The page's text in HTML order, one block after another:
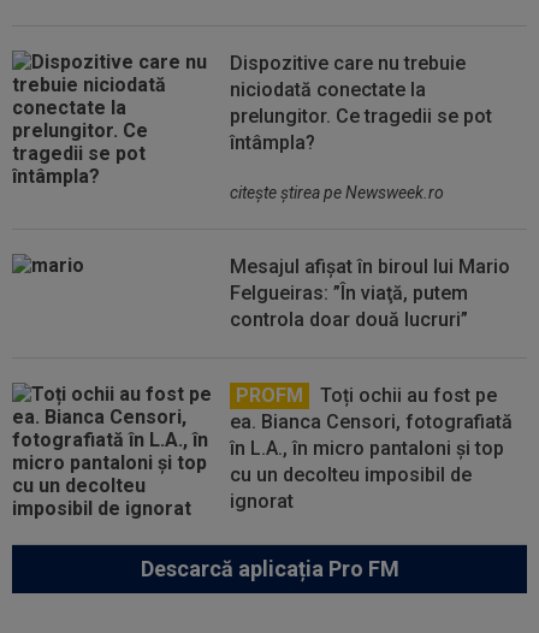
Dispozitive care nu trebuie
niciodată conectate la
prelungitor. Ce tragedii se pot
întâmpla?
citeşte ştirea pe Newsweek.ro
Mesajul afișat în biroul lui Mario
Felgueiras: ”În viaţă, putem
controla doar două lucruri”
PROFM
Toți ochii au fost pe
ea. Bianca Censori, fotografiată
în L.A., în micro pantaloni și top
cu un decolteu imposibil de
ignorat
Descarcă aplicația Pro FM